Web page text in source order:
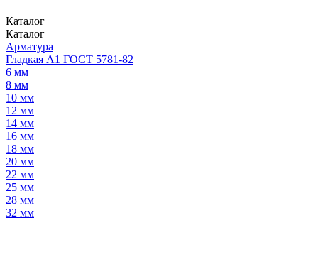
Каталог
Каталог
Арматура
Гладкая А1 ГОСТ 5781-82
6 мм
8 мм
10 мм
12 мм
14 мм
16 мм
18 мм
20 мм
22 мм
25 мм
28 мм
32 мм